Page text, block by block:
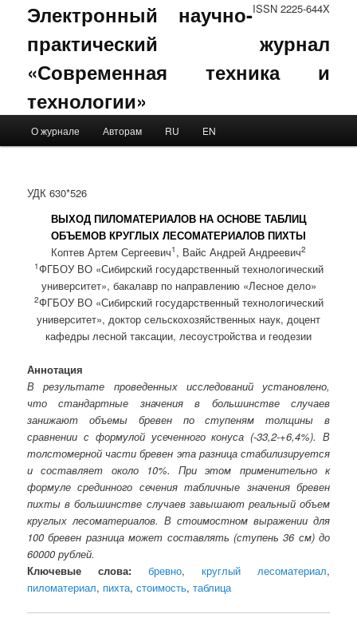
ISSN 2225-644X
Электронный научно-
практический журнал
«Современная техника и
технологии»
Skip to primary content
Skip to secondary content
О журнале Авторам RU EN
УДК 630*526
ВЫХОД ПИЛОМАТЕРИАЛОВ НА ОСНОВЕ ТАБЛИЦ
ОБЪЕМОВ КРУГЛЫХ ЛЕСОМАТЕРИАЛОВ ПИХТЫ
Коптев Артем Сергеевич1 , Вайс Андрей Андреевич2
1ФГБОУ ВО «Сибирский государственный технологический
университет», бакалавр по направлению «Лесное дело»
2ФГБОУ ВО «Сибирский государственный технологический
университет», доктор сельскохозяйственных наук, доцент
кафедры лесной таксации, лесоустройства и геодезии
Аннотация
В результате проведенных исследований установлено,
что стандартные значения в большинстве случаев
занижают объемы бревен по ступеням толщины в
сравнении с формулой усеченного конуса (-33,2-+6,4%). В
толстомерной части бревен эта разница стабилизируется
и составляет около 10%. При этом применительно к
формуле срединного сечения табличные значения бревен
пихты в большинстве случаев завышают реальный объем
круглых лесоматериалов. В стоимостном выражении для
100 бревен разница может составлять (ступень 36 см) до
60000 рублей.
Ключевые слова:
бревно, круглый лесоматериал,
пиломатериал, пихта,стоимость,таблица